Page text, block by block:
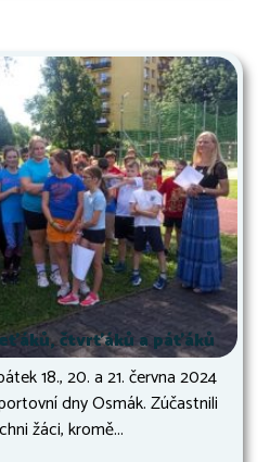
čtvrťáků a páťáků
18., 20. a 21. června 2024
dny Osmák. Zúčastnili
žáci, kromě...